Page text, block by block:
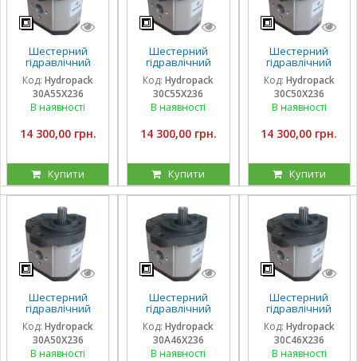
Шестерний
гідравлічний
насос Hydropack
30A55X236 (55
см3) лівого
обертання
Код: Hydropack
30A55X236
В наявності
14 300,00 грн.
Купити
Шестерний
гідравлічний
насос Hydropack
30C55X236 (55
см3) правого
обертання
Код: Hydropack
30C55X236
В наявності
14 300,00 грн.
Купити
Шестерний
гідравлічний
насос Hydropack
30C50X236 (50
см3) правого
обертання
Код: Hydropack
30C50X236
В наявності
14 300,00 грн.
Купити
Шестерний
гідравлічний
насос Hydropack
30A50X236 (50
см3) лівого
обертання
Код: Hydropack
30A50X236
В наявності
Шестерний
гідравлічний
насос Hydropack
30A46X236 (46
см3) лівого
обертання
Код: Hydropack
30A46X236
В наявності
Шестерний
гідравлічний
насос Hydropack
30C46X236 (46
см3) правого
обертання
Код: Hydropack
30C46X236
В наявності